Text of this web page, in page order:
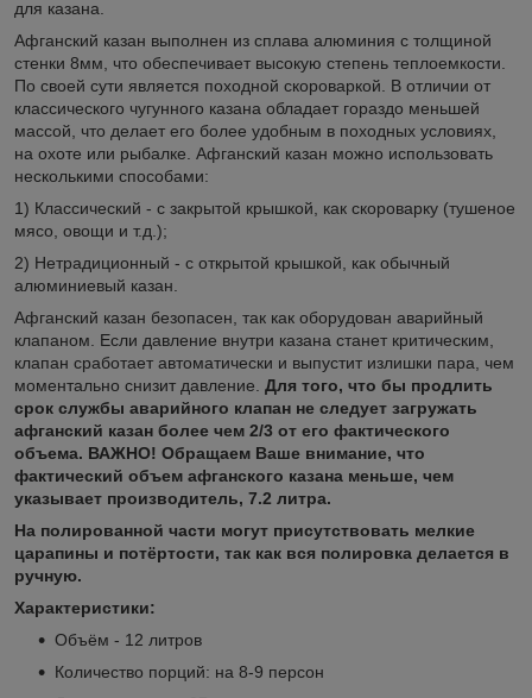
для казана.
Афганский казан выполнен из сплава алюминия с толщиной
стенки 8мм, что обеспечивает высокую степень теплоемкости.
По своей сути является походной скороваркой. В отличии от
классического чугунного казана обладает гораздо меньшей
массой, что делает его более удобным в походных условиях,
на охоте или рыбалке. Афганский казан можно использовать
несколькими способами:
1) Классический - с закрытой крышкой, как скороварку (тушеное
мясо, овощи и т.д.);
2) Нетрадиционный - с открытой крышкой, как обычный
алюминиевый казан.
Афганский казан безопасен, так как оборудован аварийный
клапаном. Если давление внутри казана станет критическим,
клапан сработает автоматически и выпустит излишки пара, чем
моментально снизит давление. Для того, что бы продлить
срок службы аварийного клапан не следует загружать
афганский казан более чем 2/3 от его фактического
объема. ВАЖНО! Обращаем Ваше внимание, что
фактический объем афганского казана меньше, чем
указывает производитель, 7.2 литра.
На полированной части могут присутствовать мелкие
царапины и потёртости, так как вся полировка делается в
ручную.
Характеристики:
Объём - 12 литров
Количество порций: на 8-9 персон